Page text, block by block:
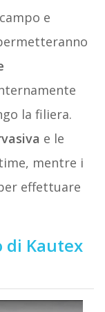
e
la filiera.
e le
mentre i
effettuare
di Kautex